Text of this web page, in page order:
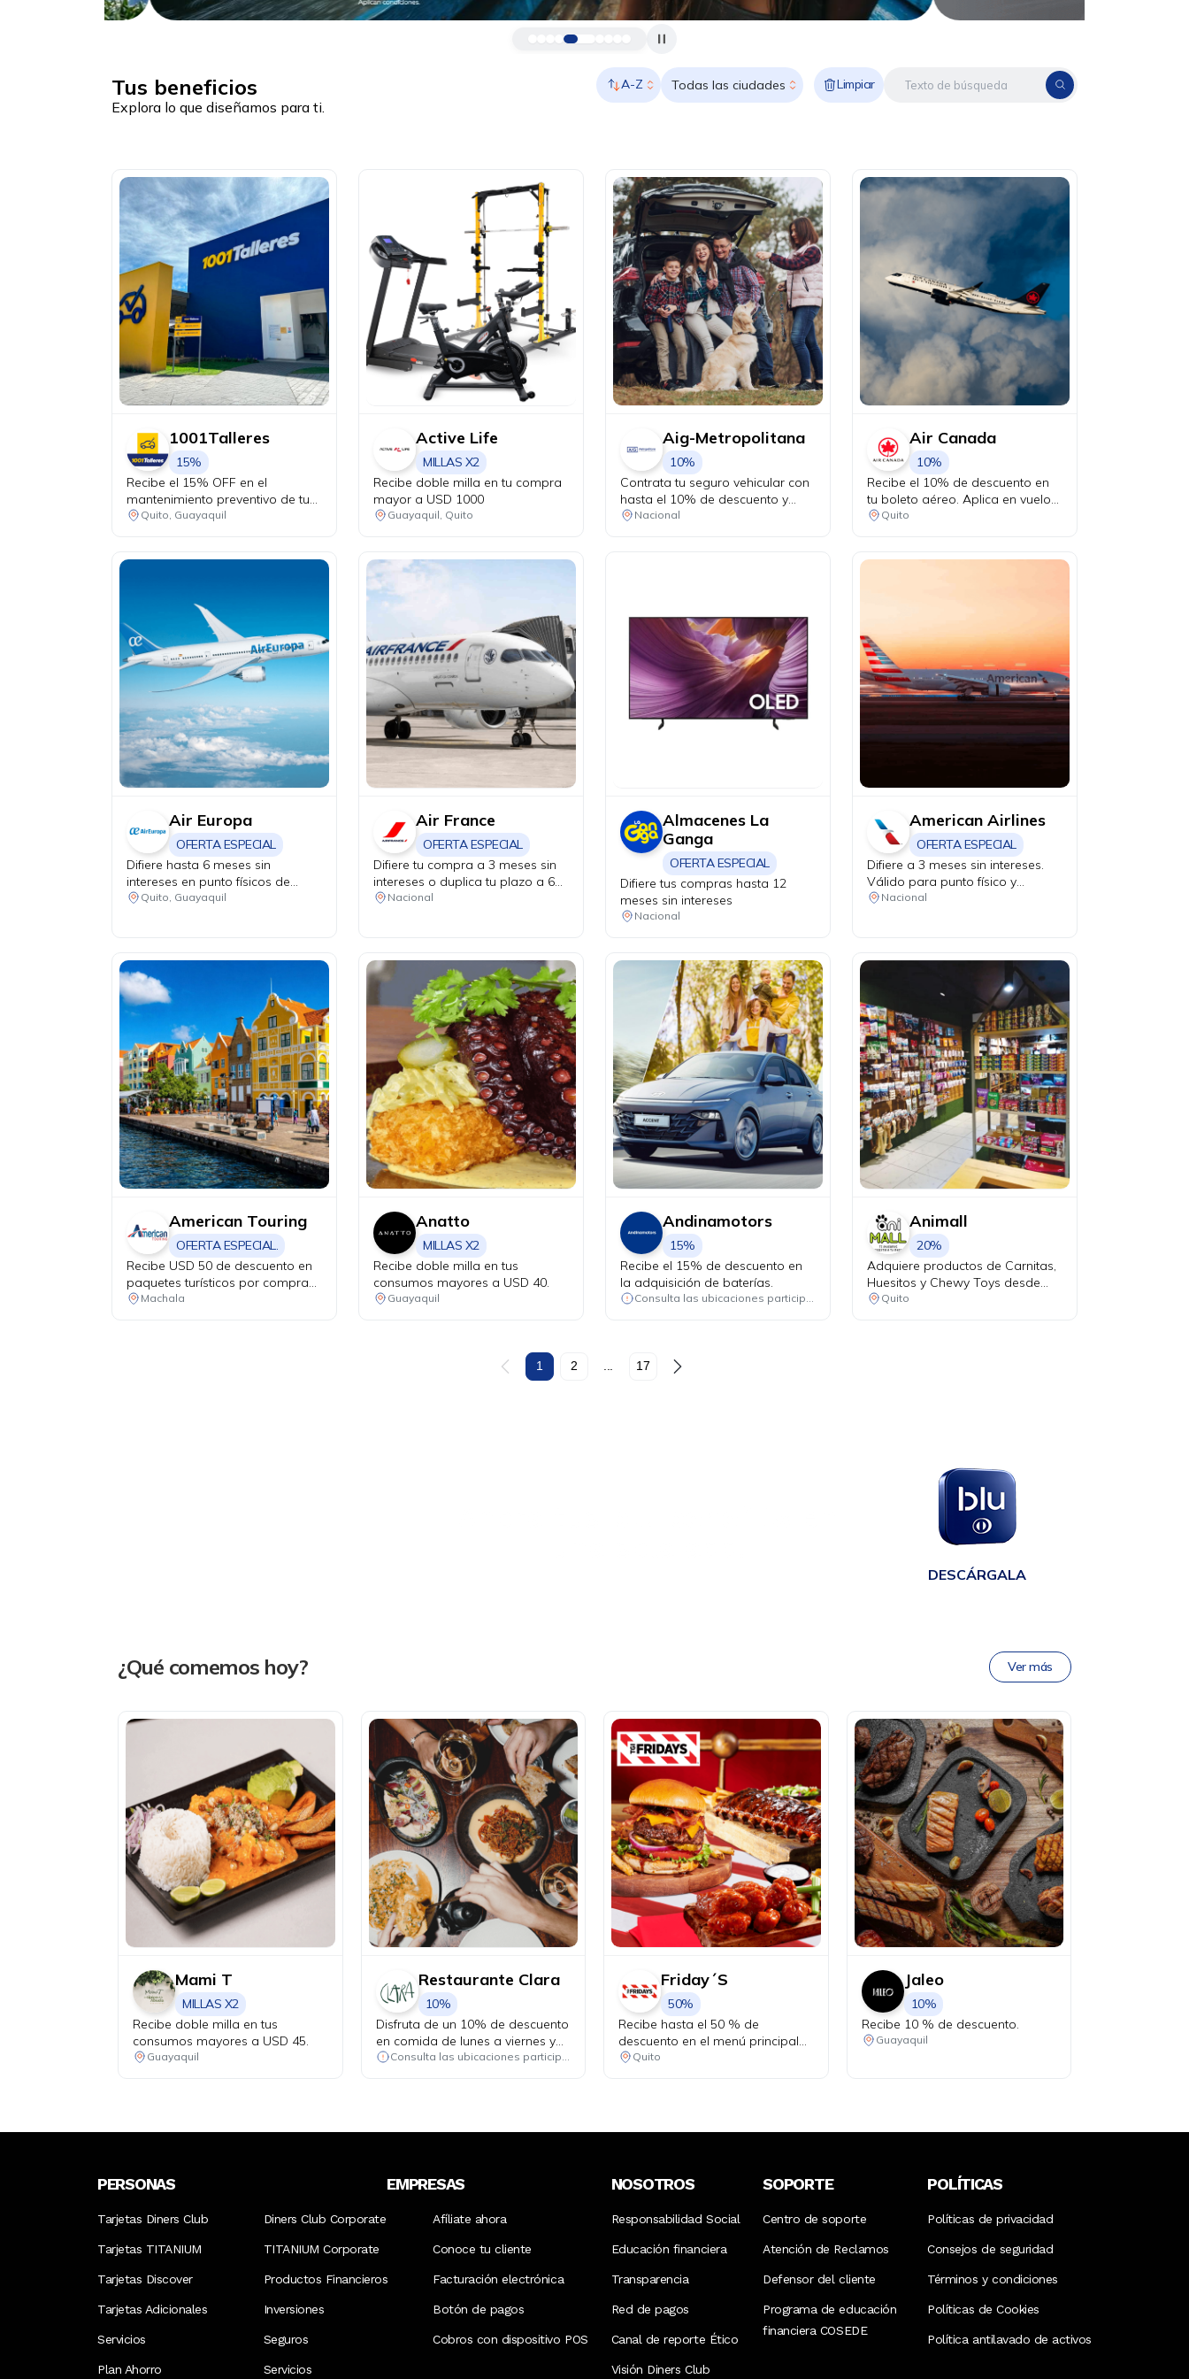
Tus beneficios
Explora lo que diseñamos para ti.
A-Z Todas las ciudades Limpiar
1001Talleres
15%
Recibe el 15% OFF en el
mantenimiento preventivo de tu
vehículo + chequeo de 20 puntos
Quito, Guayaquil
Active Life
MILLAS X2
Recibe doble milla en tu compra
mayor a USD 1000
Guayaquil, Quito
Aig-Metropolitana
10%
Contrata tu seguro vehicular con
hasta el 10% de descuento y
recorre protegido en cada
Nacional
Air Canada
10%
Recibe el 10% de descuento en
tu boleto aéreo. Aplica en vuelos
desde Quito a Canadá y Estados
Quito
Air Europa
OFERTA ESPECIAL
Difiere hasta 6 meses sin
intereses en punto físicos de
venta.
Quito, Guayaquil
Air France
OFERTA ESPECIAL
Difiere tu compra a 3 meses sin
intereses o duplica tu plazo a 6
meses. Válido solo en puntos de
Nacional
Almacenes La
Ganga
OFERTA ESPECIAL
Difiere tus compras hasta 12
meses sin intereses
Nacional
American Airlines
OFERTA ESPECIAL
Difiere a 3 meses sin intereses.
Válido para punto físico y
agencias de viaje.
Nacional
American Touring
OFERTA ESPECIAL.
Recibe USD 50 de descuento en
paquetes turísticos por compras
mínimas de USD 999.
Machala
Anatto
MILLAS X2
Recibe doble milla en tus
consumos mayores a USD 40.
Guayaquil
Andinamotors
15%
Recibe el 15% de descuento en
la adquisición de baterías.
Consulta las ubicaciones participantes
Animall
20%
Adquiere productos de Carnitas,
Huesitos y Chewy Toys desde
USD 9.99 y recibe el 20% de
Quito
1 2 ... 17
DESCÁRGALA
¿Qué comemos hoy? Ver más
Mami T
MILLAS X2
Recibe doble milla en tus
consumos mayores a USD 45.
Guayaquil
Restaurante Clara
10%
Disfruta de un 10% de descuento
en comida de lunes a viernes y
aprovecha el happy hour 3x2 enConsulta las ubicaciones participantes
Friday´S
50%
Recibe hasta el 50 % de
descuento en el menú principal
los días martes.
Quito
Jaleo
10%
Recibe 10 % de descuento.
Guayaquil
PERSONAS
Tarjetas Diners Club
Tarjetas TITANIUM
Tarjetas Discover
Tarjetas Adicionales
Servicios
Plan Ahorro
EMPRESAS
Diners Club Corporate
TITANIUM Corporate
Productos Financieros
Inversiones
Seguros
Servicios
Afíliate ahora
Conoce tu cliente
Facturación electrónica
Botón de pagos
Cobros con dispositivo POS
NOSOTROS
Responsabilidad Social
Educación financiera
Transparencia
Red de pagos
Canal de reporte Ético
Visión Diners Club
SOPORTE
Centro de soporte
Atención de Reclamos
Defensor del cliente
Programa de educación
financiera COSEDE
POLÍTICAS
Políticas de privacidad
Consejos de seguridad
Términos y condiciones
Políticas de Cookies
Política antilavado de activos